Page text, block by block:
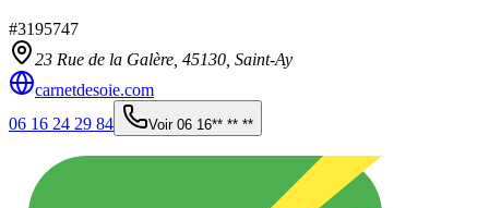
#3195747
23 Rue de la Galère, 45130 Saint-Ay
carnetdesoie.com
06 16 24 29 84
Voir 06 16** ** **